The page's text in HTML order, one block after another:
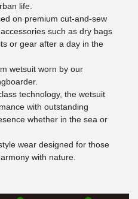
life.
on premium cut-and-sew
such as dry bags
or gear after a day in the
wetsuit worn by our
technology, the wetsuit
with outstanding
whether in the sea or
wear designed for those
with nature.